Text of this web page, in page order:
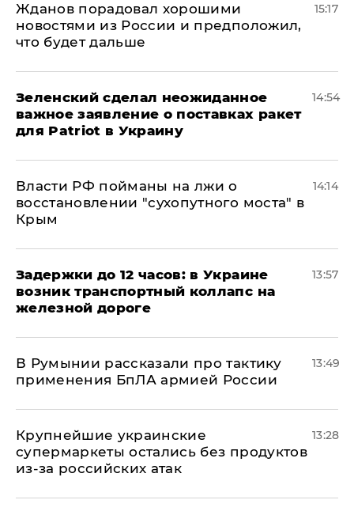
Жданов порадовал хорошими
новостями из России и предположил,
что будет дальше
15:17
Зеленский сделал неожиданное
важное заявление о поставках ракет
для Patriot в Украину
14:54
Власти РФ пойманы на лжи о
восстановлении "сухопутного моста" в
Крым
14:14
Задержки до 12 часов: в Украине
возник транспортный коллапс на
железной дороге
13:57
В Румынии рассказали про тактику
применения БпЛА армией России
13:49
Крупнейшие украинские
супермаркеты остались без продуктов
из-за российских атак
13:28